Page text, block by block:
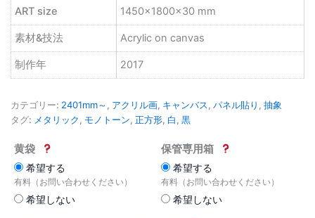
ART size 1450×1800×30 mm
素材&技法 Acrylic on canvas
制作年 2017
カテゴリー: 2401mm～ , アクリル画, キャンバス , パネル貼り , 抽象
タグ: メタリック , モノトーン, 正方形, 白 , 黒
黄袋
希望する
有料（お問い合わせください）
希望しない
保管専用箱
希望する
有料（お問い合わせください）
希望しない